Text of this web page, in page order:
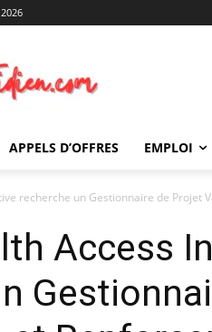
APPELS D’OFFRES EMPLOI
recherche un Gestionnaire de Projet
Access